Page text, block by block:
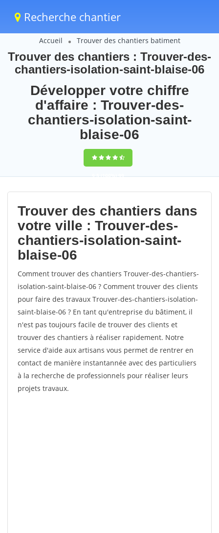
Recherche chantier
Accueil Trouver des chantiers batiment
Trouver des chantiers : Trouver-des-
chantiers-isolation-saint-blaise-06
Développer votre chiffre
d'affaire : Trouver-des-
chantiers-isolation-saint-
blaise-06
9,5(100%)99
votes
Trouver des chantiers dans
votre ville : Trouver-des-
chantiers-isolation-saint-
blaise-06
Comment trouver des chantiers Trouver-des-chantiers-
isolation-saint-blaise-06 ? Comment trouver des clients
pour faire des travaux Trouver-des-chantiers-isolation-
saint-blaise-06 ? En tant qu'entreprise du bâtiment, il
n'est pas toujours facile de trouver des clients et
trouver des chantiers à réaliser rapidement. Notre
service d'aide aux artisans vous permet de rentrer en
contact de manière instantannée avec des particuliers
à la recherche de professionnels pour réaliser leurs
projets travaux.